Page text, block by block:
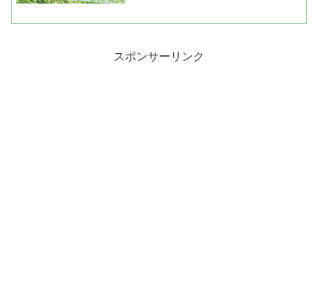
スポンサーリンク